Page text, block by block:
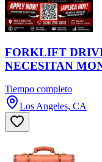
FORKLIFT
NECESITAN
Tiempo completo
Los Angeles, CA